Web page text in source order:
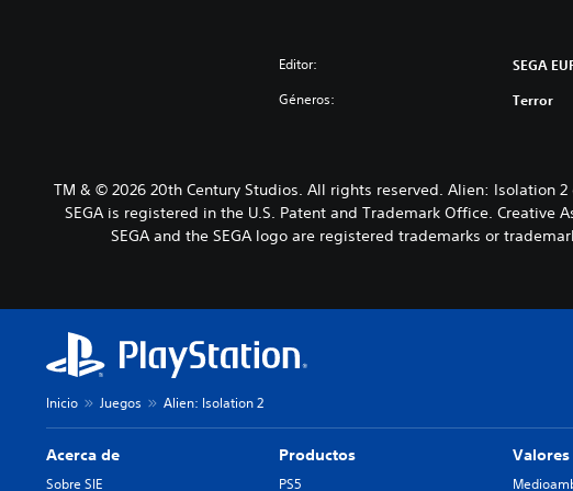
Editor: SEGA
Géneros: Terror
TM & © 2026 20th Century Studios. All rights reserved. Alien: Isolation
SEGA is registered in the U.S. Patent and Trademark Office.
SEGA and the SEGA logo are registered trademarks or
Inicio Juegos Alien: Isolation 2
Acerca de
Sobre SIE
Productos
PS5
Valores